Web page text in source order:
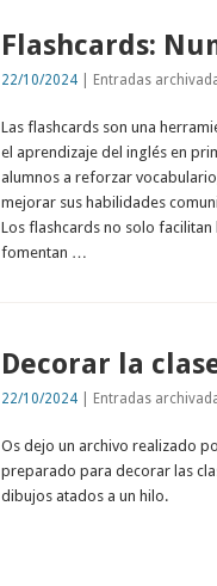
Flashcards:
22/10/2024| Entradas
Las flashcards son una
el aprendizaje del inglés en
alumnos a reforzar
mejorar sus habilidades
Los flashcards no solo
fomentan …
Decorar la
22/10/2024| Entradas
Os dejo un archivo realizado
preparado para decorar las
dibujos atados a un hilo.